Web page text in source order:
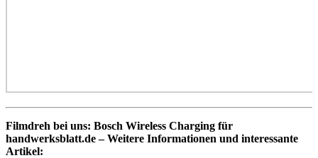
Filmdreh bei uns: Bosch Wireless Charging für
handwerksblatt.de – Weitere Informationen und interessante
Artikel: